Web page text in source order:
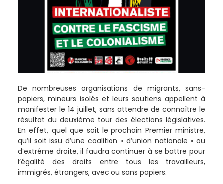
De nombreuses organisations de migrants, sans-
papiers, mineurs isolés et leurs soutiens appellent à
manifester le 14 juillet, sans attendre de connaître le
résultat du deuxième tour des élections législatives.
En effet, quel que soit le prochain Premier ministre,
qu’il soit issu d’une coalition « d’union nationale » ou
d’extrême droite, il faudra continuer à se battre pour
l’égalité des droits entre tous les travailleurs,
immigrés, étrangers, avec ou sans papiers.